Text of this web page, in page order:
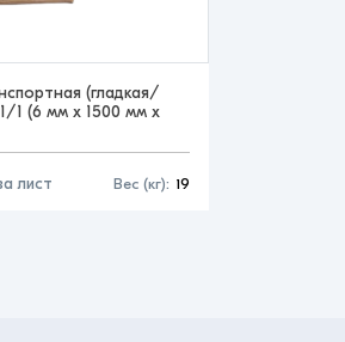
(гладкая/
1 (6 мм x 1500 мм x
лист Вес (кг): 19